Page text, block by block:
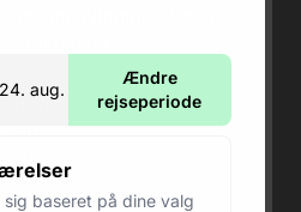
aug.
Ændre
rejseperiode
baseret på dine valg
rejsen: Nummeret står i
18.00